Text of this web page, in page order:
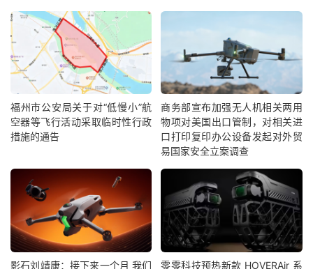
福州市公安局关于对“低慢小”航
空器等飞行活动采取临时性行政
措施的通告
商务部宣布加强无人机相关两用
物项对美国出口管制，对相关进
口打印复印办公设备发起对外贸
易国家安全立案调查
影石刘靖康：接下来一个月 我们
零零科技预热新款 HOVERAir 系